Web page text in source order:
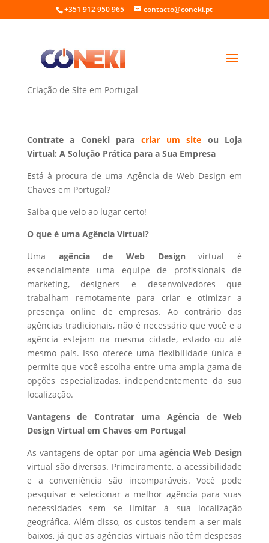
+351 912 950 965 contacto@coneki.pt
Web Design em Chaves Portugal
Criação de Site em Portugal
Contrate a Coneki para criar um site ou Loja
Virtual: A Solução Prática para a Sua Empresa
Está à procura de uma Agência de Web Design em
Chaves em Portugal?
Saiba que veio ao lugar certo!
O que é uma Agência Virtual?
Uma agência de Web Designvirtual é
essencialmente uma equipe de profissionais de
marketing, designers e desenvolvedores que
trabalham remotamente para criar e otimizar a
presença online de empresas. Ao contrário das
agências tradicionais, não é necessário que você e a
agência estejam na mesma cidade, estado ou até
mesmo país. Isso oferece uma flexibilidade única e
permite que você escolha entre uma ampla gama de
opções especializadas, independentemente da sua
localização.
Vantagens de Contratar uma Agência de Web
Design Virtual em Chaves em Portugal
As vantagens de optar por uma agência Web Design
virtual são diversas. Primeiramente, a acessibilidade
e a conveniência são incomparáveis. Você pode
pesquisar e selecionar a melhor agência para suas
necessidades sem se limitar à sua localização
geográfica. Além disso, os custos tendem a ser mais
baixos, já que as agências virtuais não têm despesas